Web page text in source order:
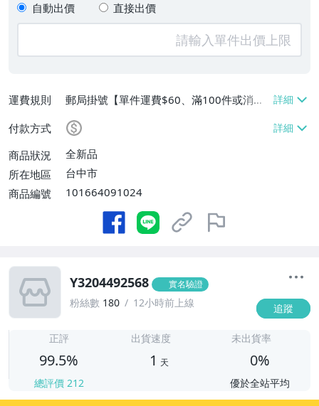
自動出價 直接出價
運費規則
郵局掛號【單件運費$60、滿100件或消費
滿$9999免運費】
付款方式
商品狀況
全新品
所在地區
台中市
商品編號
101664091024
Y3204492568 實名驗證
粉絲數 180 12小時前上線 追蹤
正評
99.5%
總評價 212
出貨速度
1 天
未出貨率
0%
優於全站平均